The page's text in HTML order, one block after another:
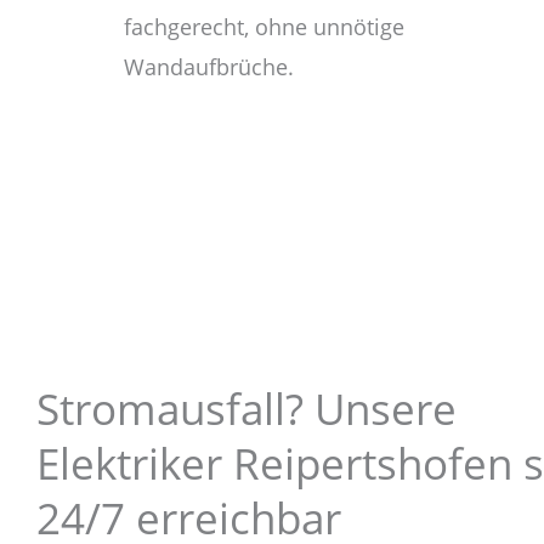
fachgerecht, ohne unnötige
Wandaufbrüche.
Stromausfall? Unsere
Elektriker Reipertshofen
24/7 erreichbar